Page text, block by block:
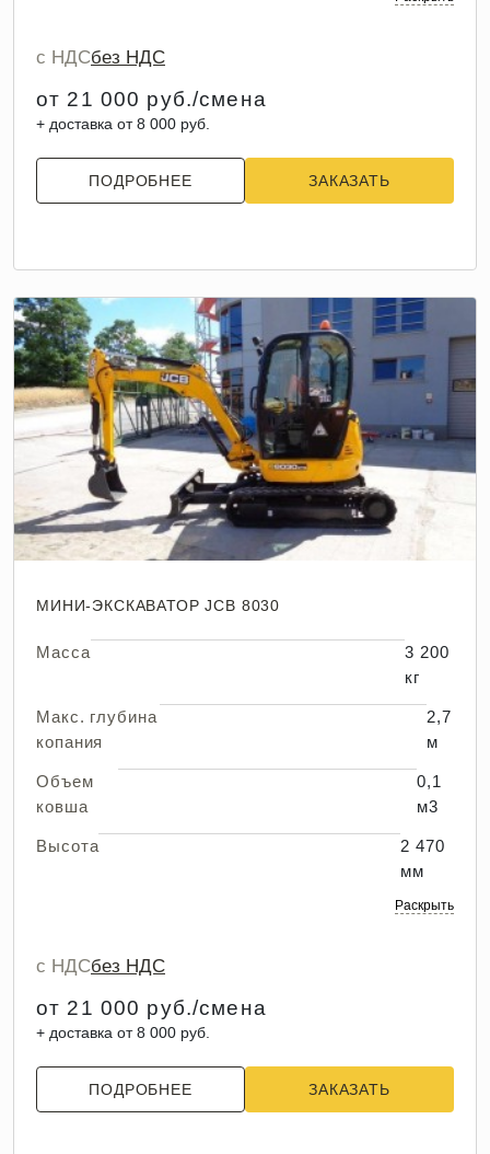
с НДСбез НДС
от 21 000 руб./смена
+ доставка от 8 000 руб.
ПОДРОБНЕЕ ЗАКАЗАТЬ
МИНИ-ЭКСКАВАТОР JCB 8030
Масса
3 200
кг
Макс. глубина
копания
2,7
м
Объем
ковша
0,1
м3
Высота
2 470
мм
Раскрыть
с НДСбез НДС
от 21 000 руб./смена
+ доставка от 8 000 руб.
ПОДРОБНЕЕ ЗАКАЗАТЬ